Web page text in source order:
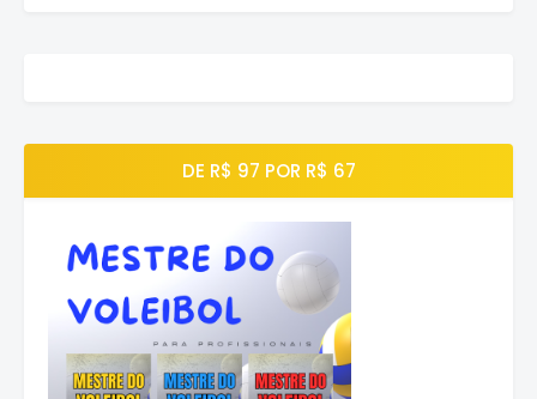
DE R$ 97 POR R$ 67